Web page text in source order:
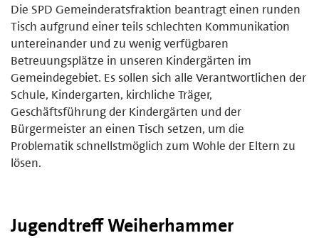
Die SPD Gemeinderatsfraktion beantragt einen runden
Tisch aufgrund einer teils schlechten Kommunikation
untereinander und zu wenig verfügbaren
Betreuungsplätze in unseren Kindergärten im
Gemeindegebiet. Es sollen sich alle Verantwortlichen der
Schule, Kindergarten, kirchliche Träger,
Geschäftsführung der Kindergärten und der
Bürgermeister an einen Tisch setzen, um die
Problematik schnellstmöglich zum Wohle der Eltern zu
lösen.
Jugendtreff Weiherhammer